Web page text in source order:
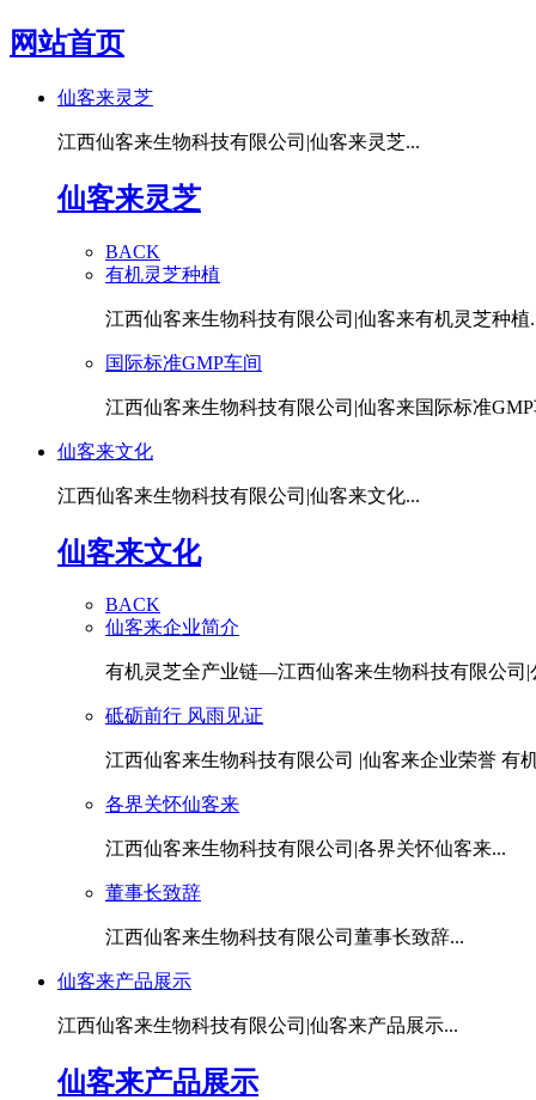
网站首页
仙客来灵芝
江西仙客来生物科技有限公司|仙客来灵芝...
仙客来灵芝
BACK
有机灵芝种植
江西仙客来生物科技有限公司|仙客来有机灵芝种植
国际标准GMP车间
江西仙客来生物科技有限公司|仙客来国际标准GMP
仙客来文化
江西仙客来生物科技有限公司|仙客来文化...
仙客来文化
BACK
仙客来企业简介
有机灵芝全产业链—江西仙客来生物科技有限公司|
砥砺前行 风雨见证
江西仙客来生物科技有限公司 |仙客来企业荣誉 有
各界关怀仙客来
江西仙客来生物科技有限公司|各界关怀仙客来...
董事长致辞
江西仙客来生物科技有限公司董事长致辞...
仙客来产品展示
江西仙客来生物科技有限公司|仙客来产品展示...
仙客来产品展示